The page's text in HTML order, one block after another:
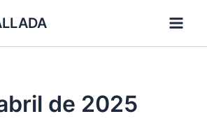
de 2025